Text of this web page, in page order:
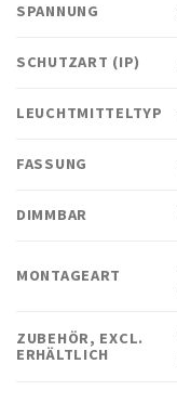
SPANNUNG
SCHUTZART (IP)
LEUCHTMITTELTYP
FASSUNG
DIMMBAR
MONTAGEART
ZUBEHÖR, EXCL.
ERHÄLTLICH